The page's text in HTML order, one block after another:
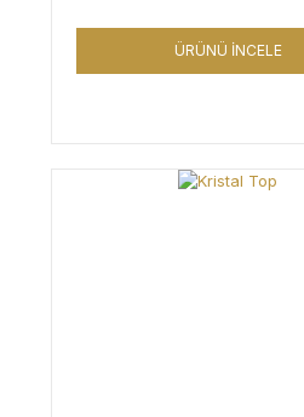
ÜRÜNÜ İNCELE